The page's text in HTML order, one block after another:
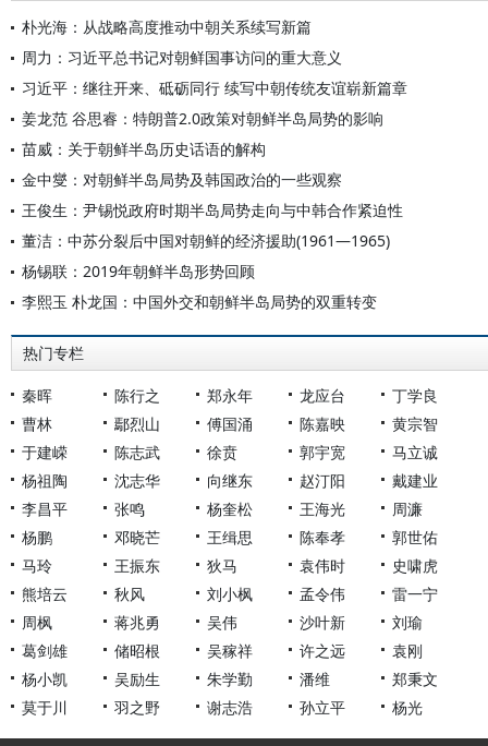
朴光海：从战略高度推动中朝关系续写新篇
周力：习近平总书记对朝鲜国事访问的重大意义
习近平：继往开来、砥砺同行 续写中朝传统友谊崭新篇章
姜龙范 谷思睿：特朗普2.0政策对朝鲜半岛局势的影响
苗威：关于朝鲜半岛历史话语的解构
金中燮：对朝鲜半岛局势及韩国政治的一些观察
王俊生：尹锡悦政府时期半岛局势走向与中韩合作紧迫性
董洁：中苏分裂后中国对朝鲜的经济援助(1961—1965)
杨锡联：2019年朝鲜半岛形势回顾
李熙玉 朴龙国：中国外交和朝鲜半岛局势的双重转变
热门专栏
秦晖 陈行之 郑永年 龙应台
丁学良
曹林
鄢烈山 傅国涌 陈嘉映
黄宗智
于建嵘
陈志武 徐贲 郭宇宽
马立诚
杨祖陶
沈志华 向继东 赵汀阳
戴建业
李昌平
张鸣 杨奎松 王海光
周濂
杨鹏
邓晓芒 王缉思 陈奉孝
郭世佑
马玲
王振东 狄马 袁伟时
史啸虎
熊培云
秋风 刘小枫 孟令伟
雷一宁
周枫
蒋兆勇 吴伟 沙叶新
刘瑜
葛剑雄
储昭根 吴稼祥 许之远
袁刚
杨小凯
吴励生 朱学勤 潘维
郑秉文
莫于川
羽之野 谢志浩 孙立平 杨光